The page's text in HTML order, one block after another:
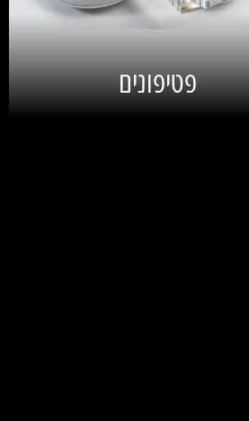
פטיפונים